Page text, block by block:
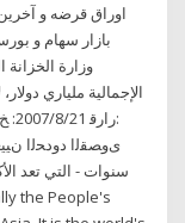
اوراق قرضه و
بازار سهام و
وزارة الخزانة
ﻯﻭﺼﻘﻟﺍ ﺩﻭﺩﺤﻟﺍ
سنوات - التي تعد